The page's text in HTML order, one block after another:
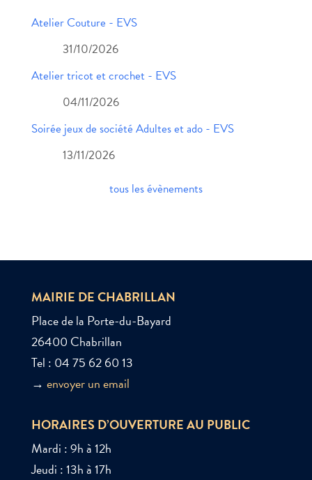
Atelier Couture - EVS
31/10/2026
Atelier tricot et crochet - EVS
04/11/2026
Soirée jeux de société Adultes et ado - EVS
13/11/2026
tous les évènements
MAIRIE DE CHABRILLAN
Place de la Porte-du-Bayard
26400 Chabrillan
Tel : 04 75 62 60 13
→ envoyer un email
HORAIRES D’OUVERTURE AU PUBLIC
Mardi : 9h à 12h
Jeudi : 13h à 17h